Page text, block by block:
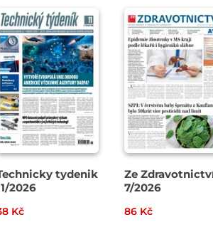
tydenik
2026
Kč
Ze
7/2026
86 Kč